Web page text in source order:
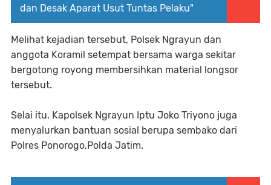
dan Desak Aparat Usut Tuntas Pelaku"
Melihat kejadian tersebut, Polsek Ngrayun dan
anggota Koramil setempat bersama warga sekitar
bergotong royong membersihkan material longsor
tersebut.
Selai itu, Kapolsek Ngrayun Iptu Joko Triyono juga
menyalurkan bantuan sosial berupa sembako dari
Polres Ponorogo,Polda Jatim.